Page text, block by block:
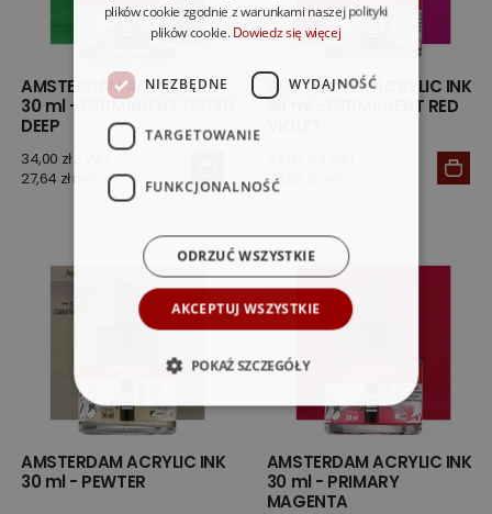
AMSTERDAM ACRYLIC INK
30 ml - PERMANENT GREEN
DEEP
34,00 zł z VAT
27,64 zł netto
AMSTERDAM ACRYLIC INK
30 ml - PERMANENT RED
26,83 zł netto
AMSTERDAM ACRYLIC INK
30 ml - PEWTER
AMSTERDAM ACRYLIC INK
30 ml - PRIMARY
MAGENTA
plików cookie zgodnie z warunkami naszej polityki
plików cookie. Dowiedz się więcej
NIEZBĘDNE WYDAJNOŚĆ
TARGETOWANIE
FUNKCJONALNOŚĆ
AKCEPTUJ WSZYSTKIE
ODRZUĆ WSZYSTKIE
POKAŻ SZCZEGÓŁY